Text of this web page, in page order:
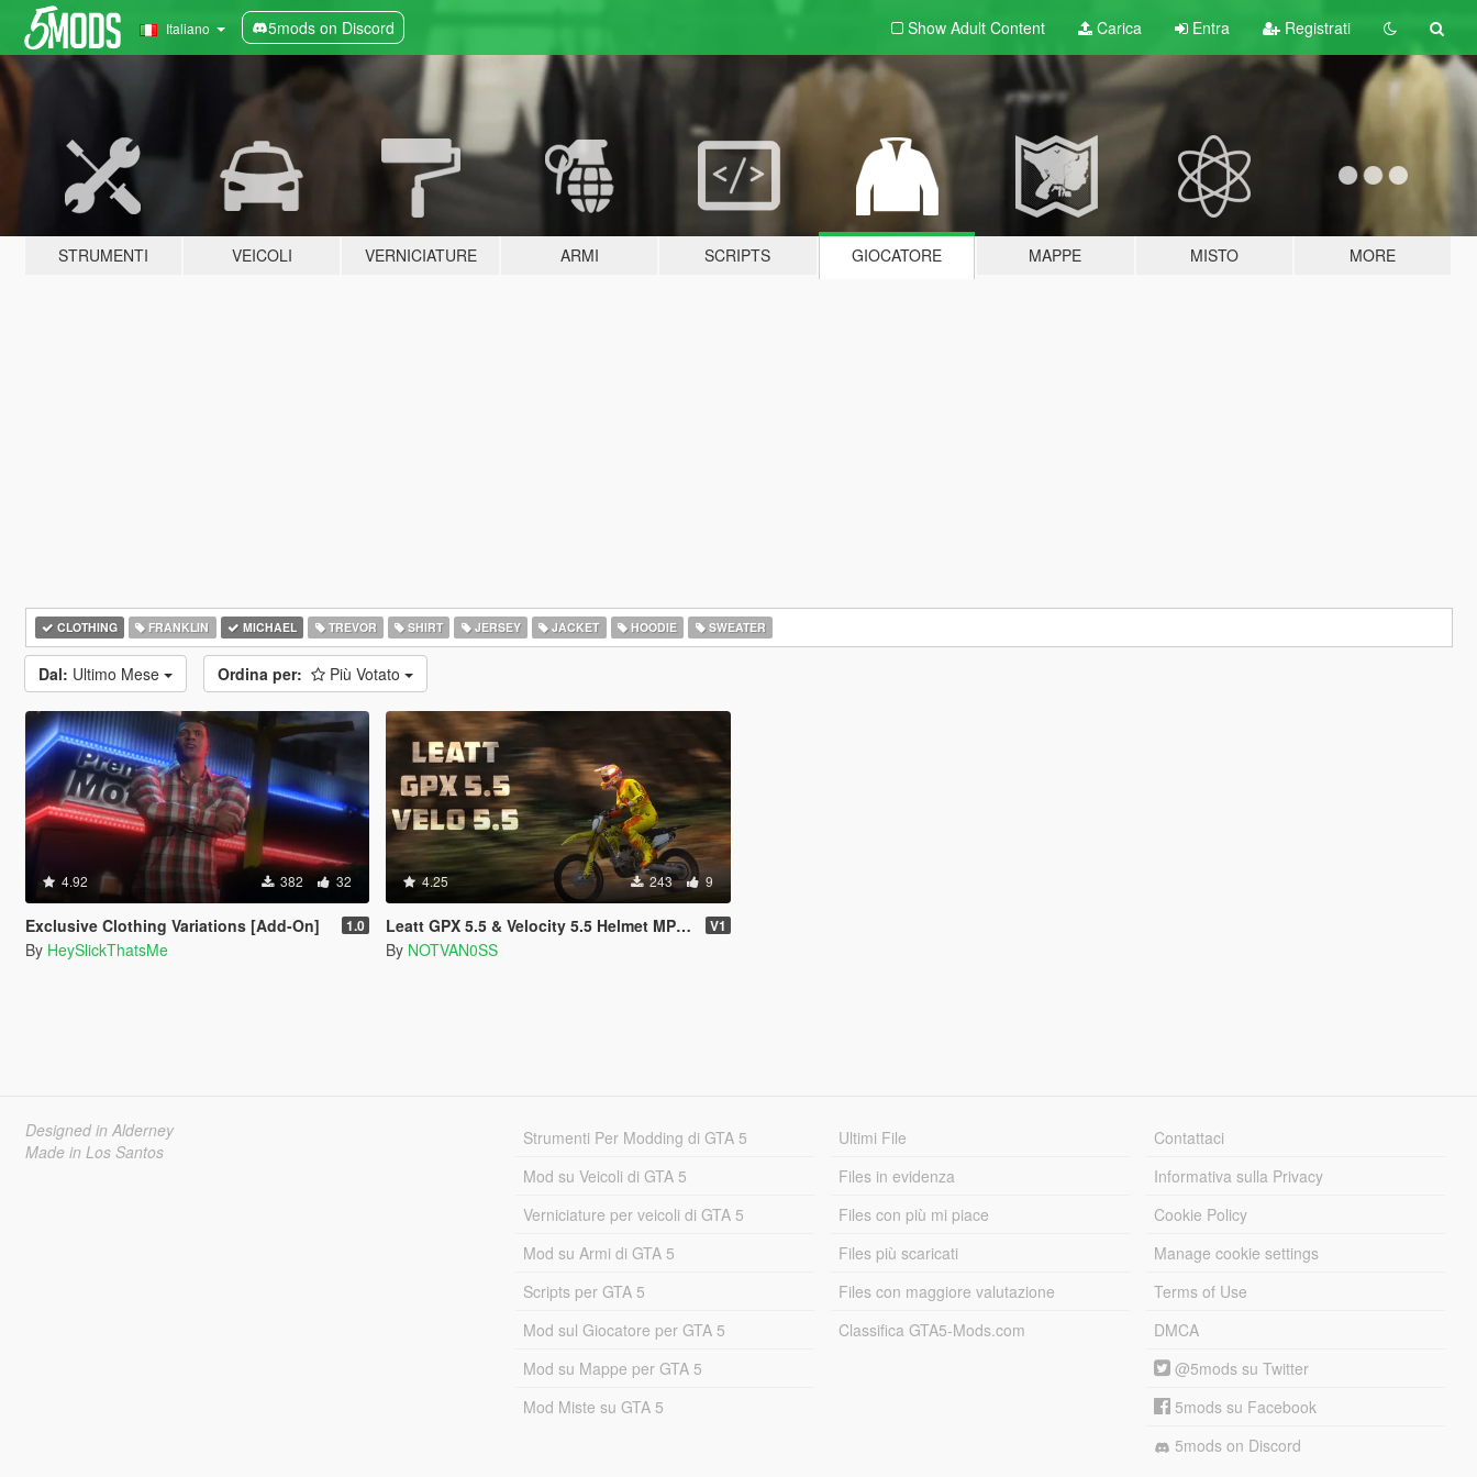
Italiano 5mods on Discord Show Adult Content Carica Entra Registrati
STRUMENTI VEICOLI VERNICIATURE ARMI SCRIPTS GIOCATORE MAPPE MISTO MORE
CLOTHING FRANKLIN MICHAEL TREVOR SHIRT JERSEY JACKET HOODIE SWEATER
Dal: Ultimo Mese Ordina per: Più Votato
4.92 382 32
Exclusive Clothing Variations [Add-On] 1.0
By HeySlickThatsMe
4.25 243 9
Leatt GPX 5.5 & Velocity 5.5 Helmet MP & SP V1
By NOTVAN0SS
Designed in Alderney
Made in Los Santos
Strumenti Per Modding di GTA 5
Mod su Veicoli di GTA 5
Verniciature per veicoli di GTA 5
Mod su Armi di GTA 5
Scripts per GTA 5
Mod sul Giocatore per GTA 5
Mod su Mappe per GTA 5
Mod Miste su GTA 5
Ultimi File
Files in evidenza
Files con più mi piace
Files più scaricati
Files con maggiore valutazione
Classifica GTA5-Mods.com
Contattaci
Informativa sulla Privacy
Cookie Policy
Manage cookie settings
Terms of Use
DMCA
@5mods su Twitter
5mods su Facebook
5mods on Discord